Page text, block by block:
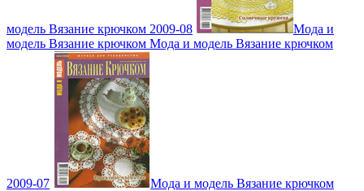
модель Вязание крючком 2009-08
Мода и
модель Вязание крючком Мода и модель Вязание крючком
2009-07 Мода и модель Вязание крючком